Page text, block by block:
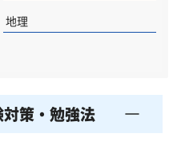
地理
策・勉強法